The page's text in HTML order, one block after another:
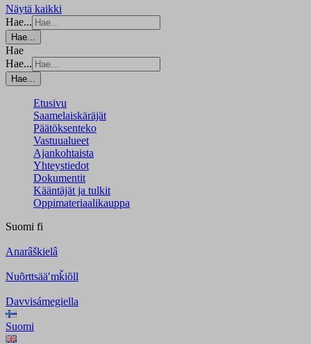
Näytä kaikki
Hae...
Hae...
Hae
Hae...
Hae...
Etusivu
Saamelaiskäräjät
Päätöksenteko
Vastuualueet
Ajankohtaista
Yhteystiedot
Dokumentit
Kääntäjät ja tulkit
Oppimateriaalikauppa
Suomi fi
Anarâškielâ
Nuõrttsääʹmǩiõll
Davvisámegiella
Suomi